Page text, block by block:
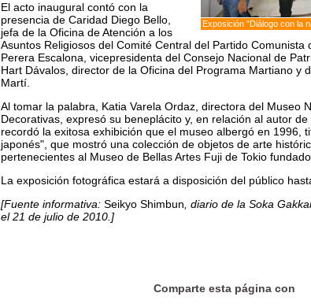
Exposición "Diálogo con la
El acto inaugural contó con la
presencia de Caridad Diego Bello,
jefa de la Oficina de Atención a los
Asuntos Religiosos del Comité Central del Partido Comunista
Perera Escalona, vicepresidenta del Consejo Nacional de
Hart Dávalos, director de la Oficina del Programa Martiano y
Martí.
Al tomar la palabra, Katia Varela Ordaz, directora del Museo
Decorativas, expresó su beneplácito y, en relación al autor de
recordó la exitosa exhibición que el museo albergó en 1996,
japonés", que mostró una colección de objetos de arte
pertenecientes al Museo de Bellas Artes Fuji de Tokio
La exposición fotográfica estará a disposición del público
[Fuente informativa: Seikyo Shimbun , diario de la Soka
el 21 de julio de 2010.]
Comparte esta página con